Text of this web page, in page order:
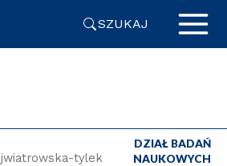
SZUKAJ
DZIAŁ BADAŃ
NAUKOWYCH
jwiatrowska-tylek